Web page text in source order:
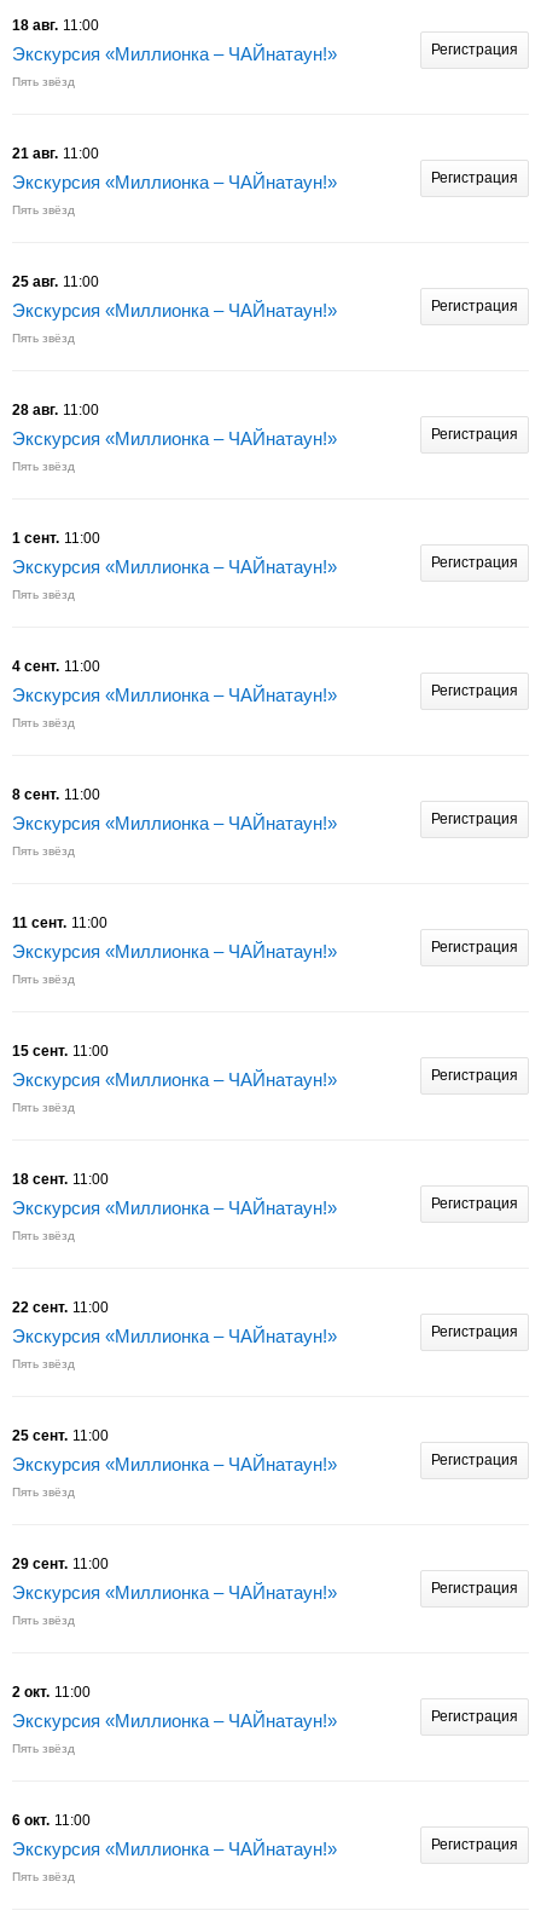
18 авг. 11:00
Экскурсия «Миллионка – ЧАЙнатаун!»
Пять звёзд
Регистрация
21 авг. 11:00
Экскурсия «Миллионка – ЧАЙнатаун!»
Пять звёзд
Регистрация
25 авг. 11:00
Экскурсия «Миллионка – ЧАЙнатаун!»
Пять звёзд
Регистрация
28 авг. 11:00
Экскурсия «Миллионка – ЧАЙнатаун!»
Пять звёзд
Регистрация
1 сент. 11:00
Экскурсия «Миллионка – ЧАЙнатаун!»
Пять звёзд
Регистрация
4 сент. 11:00
Экскурсия «Миллионка – ЧАЙнатаун!»
Пять звёзд
Регистрация
8 сент. 11:00
Экскурсия «Миллионка – ЧАЙнатаун!»
Пять звёзд
Регистрация
11 сент. 11:00
Экскурсия «Миллионка – ЧАЙнатаун!»
Пять звёзд
Регистрация
15 сент. 11:00
Экскурсия «Миллионка – ЧАЙнатаун!»
Пять звёзд
Регистрация
18 сент. 11:00
Экскурсия «Миллионка – ЧАЙнатаун!»
Пять звёзд
Регистрация
22 сент. 11:00
Экскурсия «Миллионка – ЧАЙнатаун!»
Пять звёзд
Регистрация
25 сент. 11:00
Экскурсия «Миллионка – ЧАЙнатаун!»
Пять звёзд
Регистрация
29 сент. 11:00
Экскурсия «Миллионка – ЧАЙнатаун!»
Пять звёзд
Регистрация
2 окт. 11:00
Экскурсия «Миллионка – ЧАЙнатаун!»
Пять звёзд
Регистрация
6 окт. 11:00
Экскурсия «Миллионка – ЧАЙнатаун!»
Пять звёзд
Регистрация